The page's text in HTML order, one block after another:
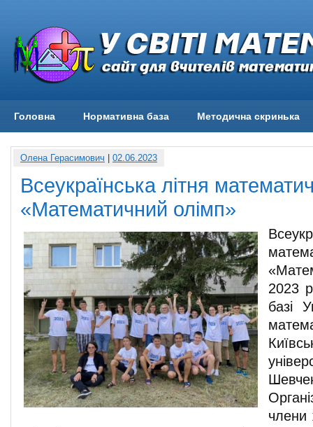
Головна Нормативна база Методична скринька
Олена Герасимович 02.06.2023
Всеукраїнська літня
«Математичний олімп»
2023
базі
члени